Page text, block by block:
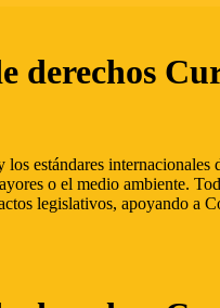
derechos
estándares
o el medio ambiente.
legislativos, apoyando a